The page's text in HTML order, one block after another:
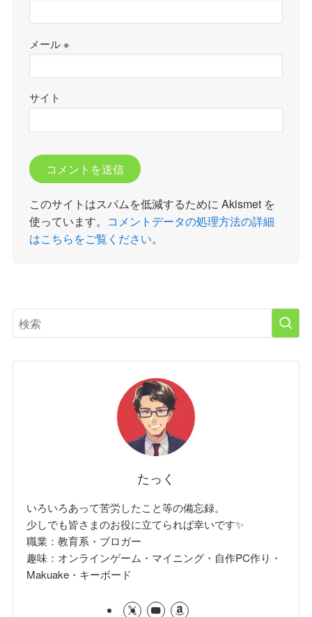
メール※
サイト
このサイトはスパムを低減するために Akismet を
使っています。 コメントデータの処理方法の詳細
はこちらをご覧ください。
たっく
いろいろあって苦労したこと等の備忘録。
少しでも皆さまのお役に立てられば幸いです✨
職業：教育系・ブロガー
趣味：オンラインゲーム・マイニング・自作PC作り・
Makuake・キーボード